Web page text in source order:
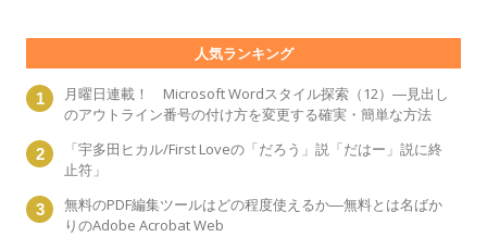
人気ランキング
月曜日連載！ Microsoft Wordスタイル探索（12）―見出し
のアウトライン番号の付け方を変更する確実・簡単な方法
「宇多田ヒカル/First Loveの「だろう」説「だはー」説に終
止符」
無料のPDF編集ツールはどの程度使えるか―無料とは名ばか
りのAdobe Acrobat Web